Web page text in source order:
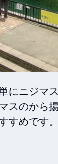
にニジマ
のから
すめです。